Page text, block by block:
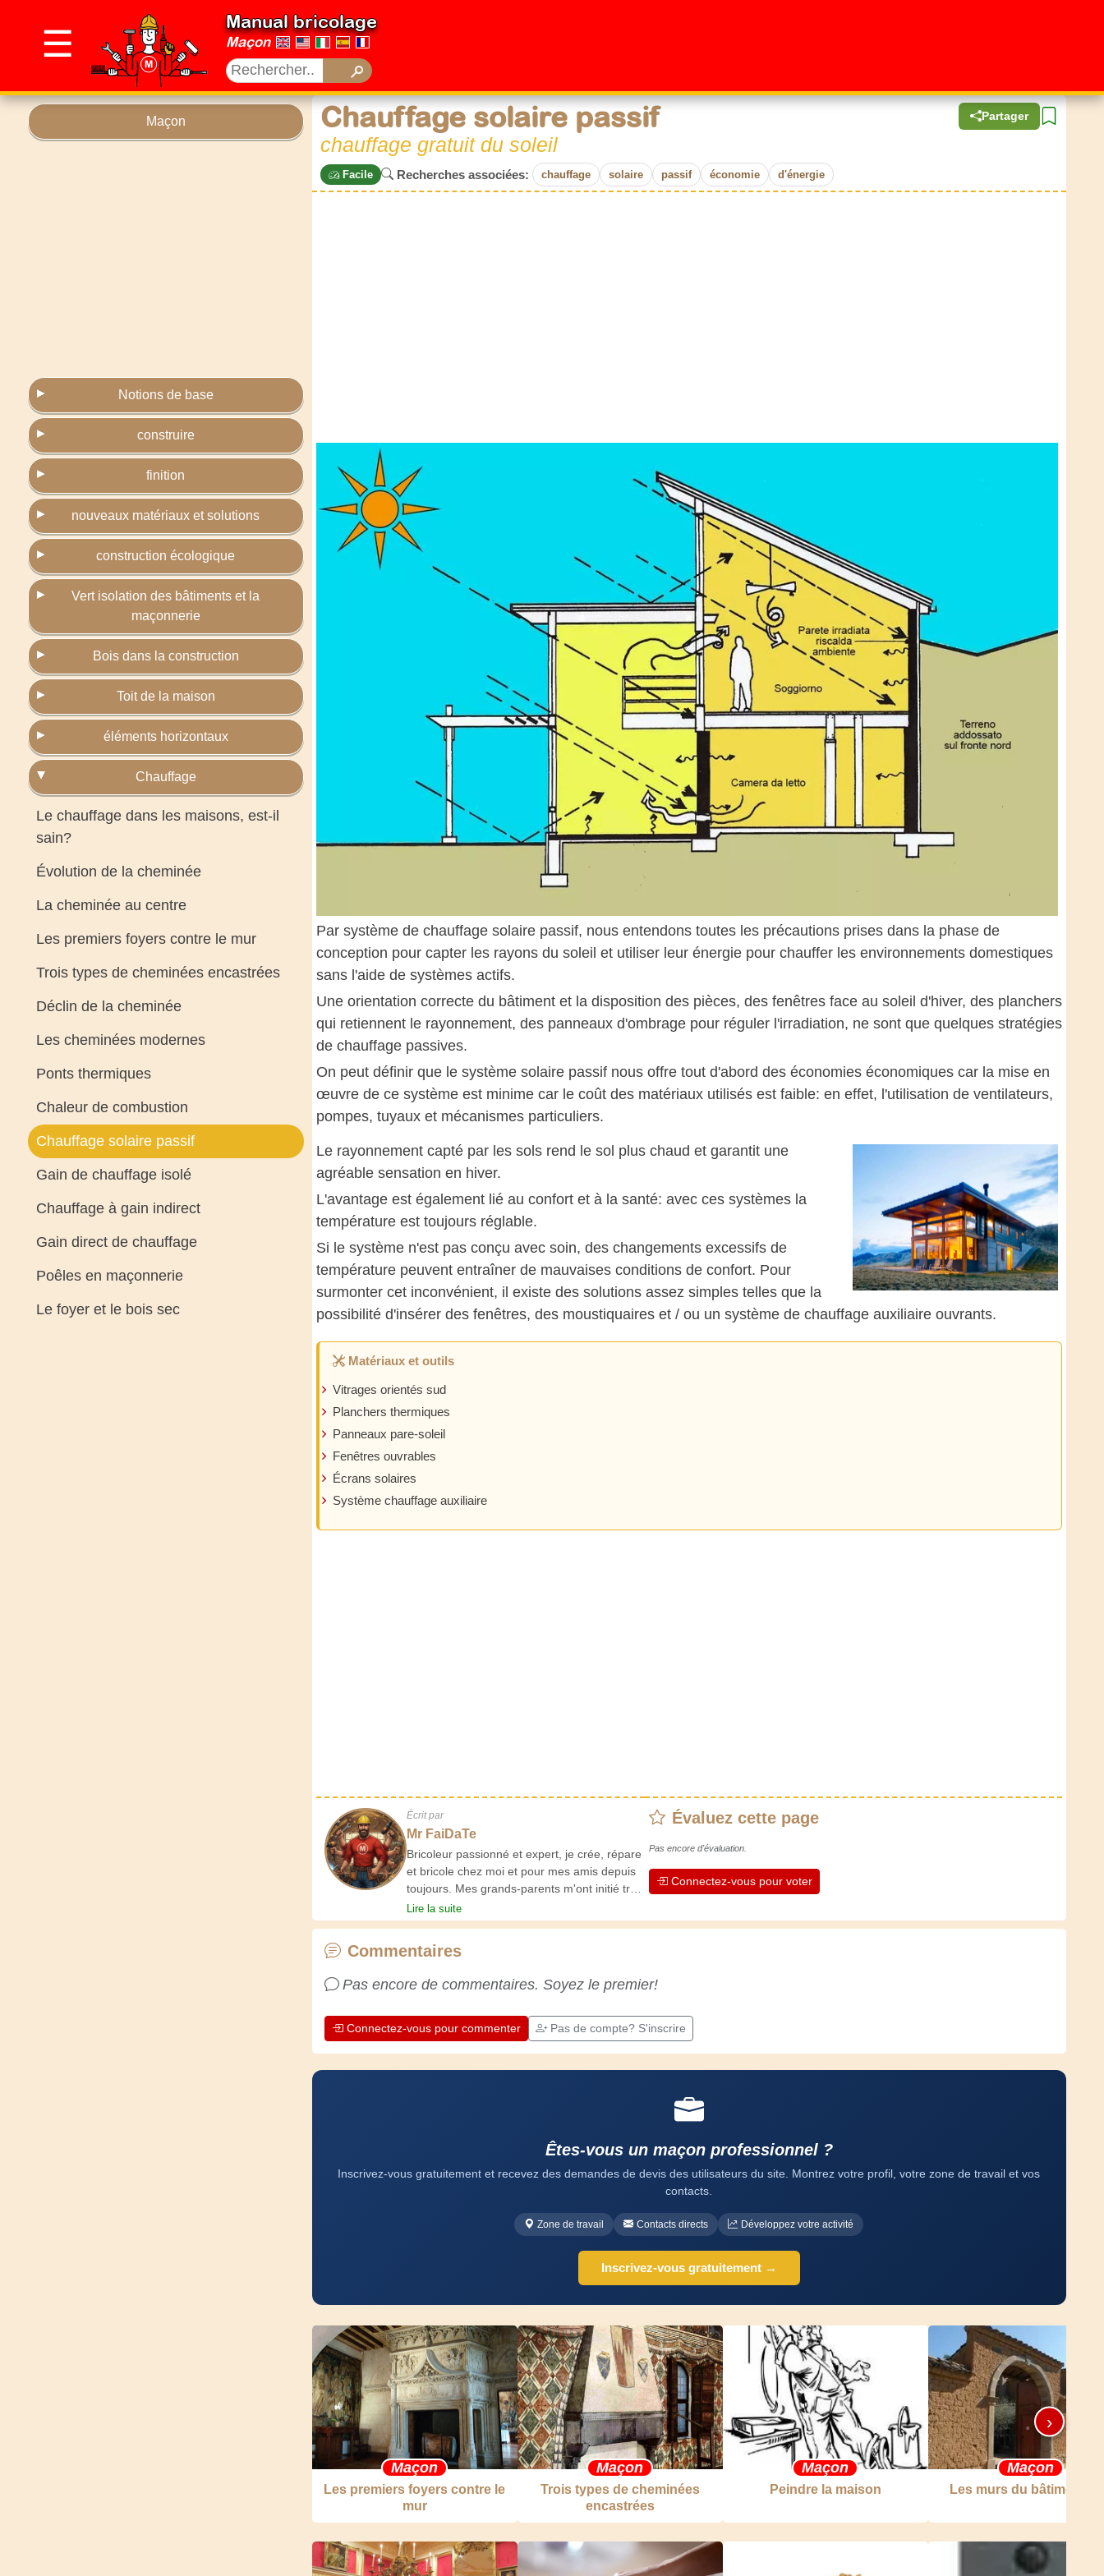
☰
Manual bricolage
Maçon
Maçon
Notions de base
construire
finition
nouveaux matériaux et solutions
construction écologique
Vert isolation des bâtiments et la
maçonnerie
Bois dans la construction
Toit de la maison
éléments horizontaux
Chauffage
Le chauffage dans les maisons, est-il
sain?
Évolution de la cheminée
La cheminée au centre
Les premiers foyers contre le mur
Trois types de cheminées encastrées
Déclin de la cheminée
Les cheminées modernes
Ponts thermiques
Chaleur de combustion
Chauffage solaire passif
Gain de chauffage isolé
Chauffage à gain indirect
Gain direct de chauffage
Poêles en maçonnerie
Le foyer et le bois sec
Partager
Chauffage solaire passif
chauffage gratuit du soleil
Facile Recherches associées: chauffage solaire passif économie d'énergie
Par système de chauffage solaire passif, nous entendons toutes les précautions prises dans la phase de
conception pour capter les rayons du soleil et utiliser leur énergie pour chauffer les environnements domestiques
sans l'aide de systèmes actifs.
Une orientation correcte du bâtiment et la disposition des pièces, des fenêtres face au soleil d'hiver, des planchers
qui retiennent le rayonnement, des panneaux d'ombrage pour réguler l'irradiation, ne sont que quelques stratégies
de chauffage passives.
On peut définir que le système solaire passif nous offre tout d'abord des économies économiques car la mise en
œuvre de ce système est minime car le coût des matériaux utilisés est faible: en effet, l'utilisation de ventilateurs,
pompes, tuyaux et mécanismes particuliers.
Le rayonnement capté par les sols rend le sol plus chaud et garantit une
agréable sensation en hiver.
L'avantage est également lié au confort et à la santé: avec ces systèmes la
température est toujours réglable.
Si le système n'est pas conçu avec soin, des changements excessifs de
température peuvent entraîner de mauvaises conditions de confort. Pour
surmonter cet inconvénient, il existe des solutions assez simples telles que la
possibilité d'insérer des fenêtres, des moustiquaires et / ou un système de chauffage auxiliaire ouvrants.
Matériaux et outils
Vitrages orientés sud
Planchers thermiques
Panneaux pare-soleil
Fenêtres ouvrables
Écrans solaires
Système chauffage auxiliaire
Écrit par
Mr FaiDaTe
Bricoleur passionné et expert, je crée, répare
et bricole chez moi et pour mes amis depuis
toujours. Mes grands-parents m'ont initié très
jeune, et depuis, j'ai acquis une riche
expérience. L'expérience est essentielle ! Elle
apprécier le dévouement des artisans
chaque jour est une occasion de progresser.
Lire la suite
Évaluez cette page
Pas encore d'évaluation.
Connectez-vous pour voter
Commentaires
Pas encore de commentaires. Soyez le premier!
Connectez-vous pour commenter Pas de compte? S'inscrire
Êtes-vous un maçon professionnel ?
Inscrivez-vous gratuitement et recevez des demandes de devis des utilisateurs du site. Montrez votre profil, votre zone de travail et vos
contacts.
Zone de travail Contacts directs Développez votre activité
Inscrivez-vous gratuitement →
Maçon
Les premiers foyers contre le
mur
Maçon
Trois types de cheminées
encastrées
Maçon
Peindre la maison
Maçon
Les murs du bâtiment
›